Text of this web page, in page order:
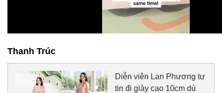
Thanh Trúc
Diễn viên Lan Phương tự
tin đi giày cao 10cm dù